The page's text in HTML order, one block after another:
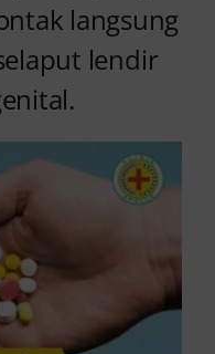
langsung
lendir